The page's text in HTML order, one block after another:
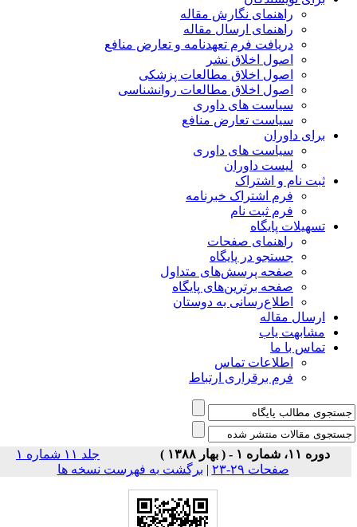
راهنمای نگارش مقاله
راهنمای ارسال مقاله
دریافت فرم تعهدنامه و تعارض منافع
اصول اخلاق نشر
اصول اخلاق مطالعات پزشکی
اصول اخلاق مطالعات روانشناسی
سیاست های داوری
سیاست تعارض منافع
برای داوران
سیاست های داوری
لیست داوران
ثبت نام و اشتراک
فرم اشتراک خبرنامه
فرم ثبت نام
تسهیلات پایگاه
راهنمای صفحات
جستجو در پایگاه
صفحه پرسش‌های متداول
صفحه برترین‌های پایگاه
اطلاع‌رسانی به دوستان
ارسال مقاله
مشابهت یاب
تماس با ما
اطلاعات تماس
فرم برقراری ارتباط
دوره ۱۱، شماره ۱ - ( بهار ۱۳۸۸ )
جلد ۱۱ شماره ۱
صفحات ۲۹-۲۳
|برگشت به فهرست نسخه ها